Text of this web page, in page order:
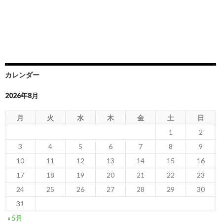
カレンダー
2026年8月
月 火 水 木 金 土
日
1
2
3
4 5 6 7 8
9
10
11 12 13 14 15
16
17
18 19 20 21 22
23
24
25 26 27 28 29
30
31
« 5月